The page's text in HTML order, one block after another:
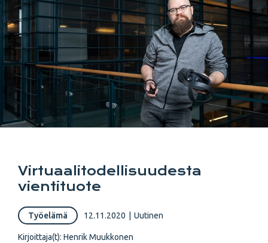
Virtuaalitodellisuudesta
vientituote
Työelämä 12.11.2020 Uutinen
Kirjoittaja(t): Henrik Muukkonen